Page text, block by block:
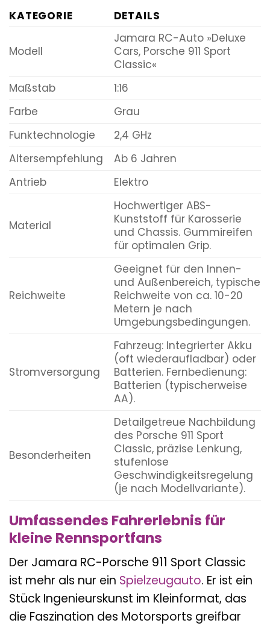
KATEGORIE DETAILS
Modell
Jamara RC-Auto »Deluxe
Cars, Porsche 911 Sport
Classic«
Maßstab
1:16
Farbe
Grau
Funktechnologie
2,4 GHz
Altersempfehlung
Ab 6 Jahren
Antrieb
Elektro
Material
Hochwertiger ABS-
Kunststoff für Karosserie
und Chassis. Gummireifen
für optimalen Grip.
Reichweite
Geeignet für den Innen-
und Außenbereich, typische
Reichweite von ca. 10-20
Metern je nach
Umgebungsbedingungen.
Stromversorgung
Fahrzeug: Integrierter Akku
(oft wiederaufladbar) oder
Batterien. Fernbedienung:
Batterien (typischerweise
AA).
Besonderheiten
Detailgetreue Nachbildung
des Porsche 911 Sport
Classic, präzise Lenkung,
stufenlose
Geschwindigkeitsregelung
(je nach Modellvariante).
Umfassendes Fahrerlebnis für
kleine Rennsportfans
Der Jamara RC-Porsche 911 Sport Classic
ist mehr als nur ein Spielzeugauto. Er ist ein
Stück Ingenieurskunst im Kleinformat, das
die Faszination des Motorsports greifbar